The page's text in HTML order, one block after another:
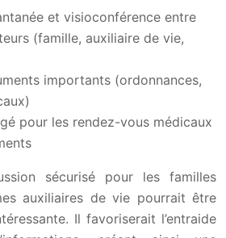
et visioconférence entre
(famille, auxiliaire de vie,
importants (ordonnances,
pour les rendez-vous médicaux
sécurisé pour les familles
auxiliaires de vie pourrait être
Il favoriserait l’entraide